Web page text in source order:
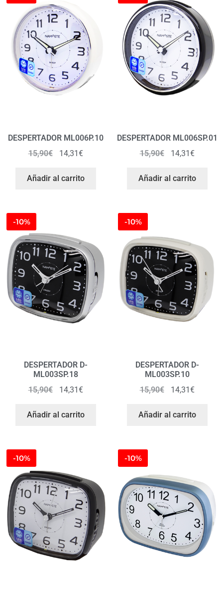
DESPERTADOR ML006P.10
15,90€ 14,31€
Añadir al carrito
DESPERTADOR ML006SP.01
15,90€ 14,31€
Añadir al carrito
-10%
DESPERTADOR D-
ML003SP.18
15,90€ 14,31€
Añadir al carrito
-10%
DESPERTADOR D-
ML003SP.10
15,90€ 14,31€
Añadir al carrito
-10% -10%